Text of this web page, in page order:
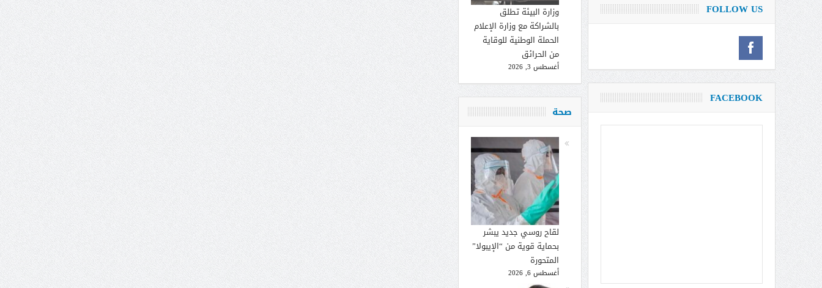
وزارة البيئة تطلق
بالشراكة مع وزارة الإعلام
الحملة الوطنية للوقاية
من الحرائق
أغسطس 3, 2026
صحة
لقاح روسي جديد يبشر
بحماية قوية من “الإيبولا”
المتحورة
أغسطس 6, 2026
FOLLOW US
FACEBOOK